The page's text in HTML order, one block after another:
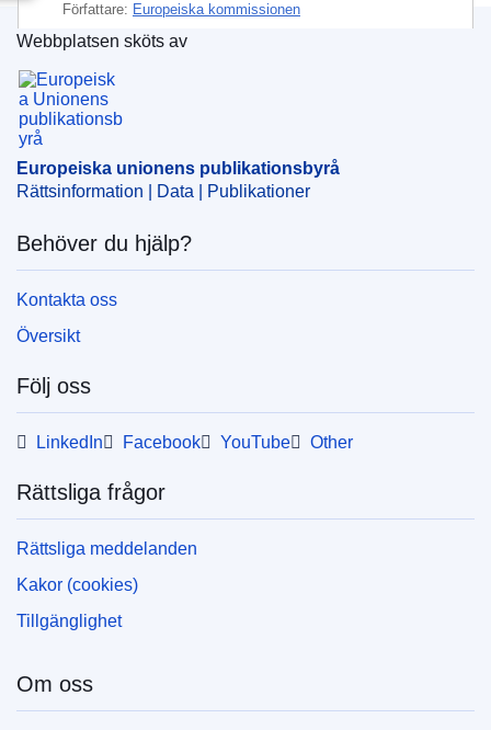
Författare: Europeiska kommissionen
CELEX : 31991R3228
ELI :reg/1991/3228/oj
OJ : JOL_1991_306_R_0005_020
Europeiska unionens publikationsbyrå
Webbplatsen sköts av
Europeiska unionens publikationsbyrå
Rättsinformation | Data | Publikationer
Behöver du hjälp?
Kontakta oss
Översikt
Följ oss
LinkedIn Facebook YouTube Other
Rättsliga frågor
Rättsliga meddelanden
Kakor (cookies)
Tillgänglighet
Om oss